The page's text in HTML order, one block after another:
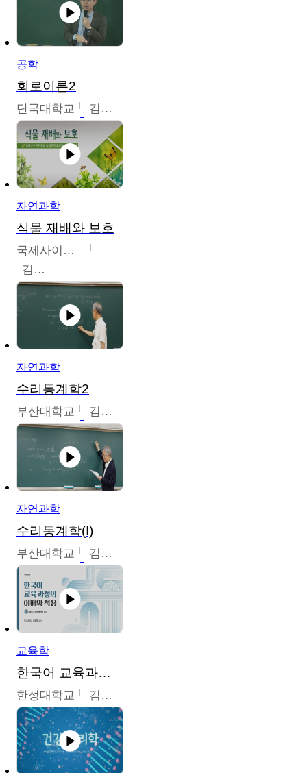
공학
회로이론2
단국대학교 김현식
자연과학
식물 재배와 보호
국제사이버대학교
김완수
자연과학
수리통계학2
부산대학교 김충락
자연과학
수리통계학(I)
부산대학교 김충락
교육학
한국어 교육과정의 이해와 적용
한성대학교 김윤주